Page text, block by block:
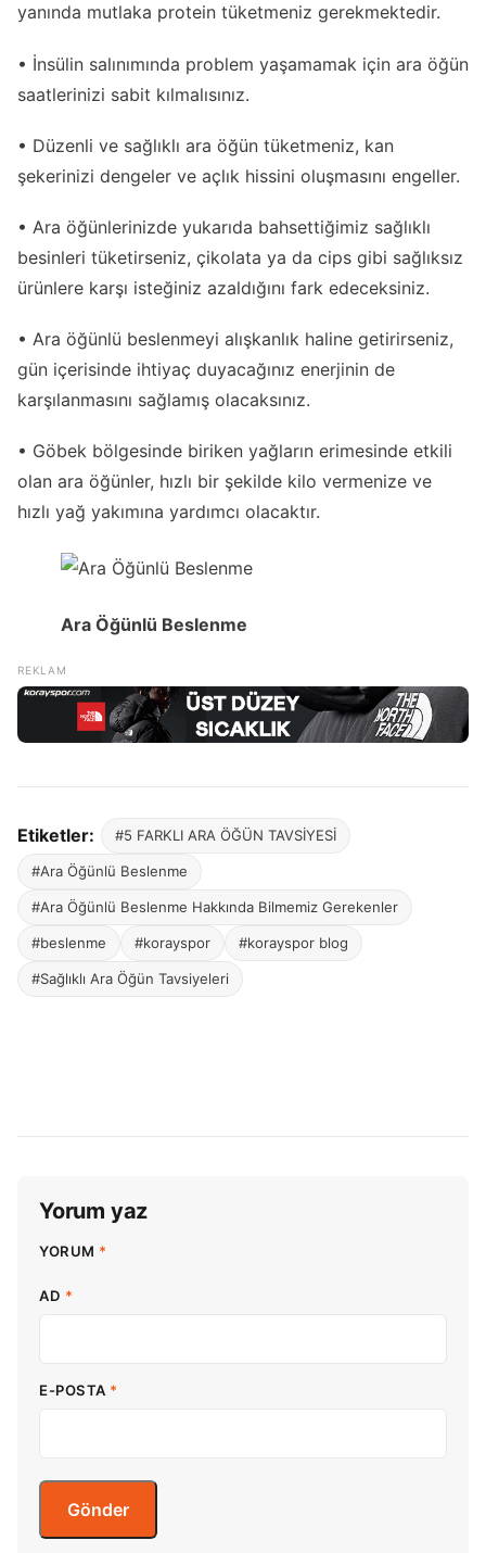
yanında mutlaka protein tüketmeniz gerekmektedir.
• İnsülin salınımında problem yaşamamak için ara öğün
saatlerinizi sabit kılmalısınız.
• Düzenli ve sağlıklı ara öğün tüketmeniz, kan
şekerinizi dengeler ve açlık hissini oluşmasını engeller.
• Ara öğünlerinizde yukarıda bahsettiğimiz sağlıklı
besinleri tüketirseniz, çikolata ya da cips gibi sağlıksız
ürünlere karşı isteğiniz azaldığını fark edeceksiniz.
• Ara öğünlü beslenmeyi alışkanlık haline getirirseniz,
gün içerisinde ihtiyaç duyacağınız enerjinin de
karşılanmasını sağlamış olacaksınız.
• Göbek bölgesinde biriken yağların erimesinde etkili
olan ara öğünler, hızlı bir şekilde kilo vermenize ve
hızlı yağ yakımına yardımcı olacaktır.
Ara Öğünlü Beslenme
Etiketler: #5 FARKLI ARA ÖĞÜN TAVSİYESİ
#Ara Öğünlü Beslenme
#Ara Öğünlü Beslenme Hakkında Bilmemiz Gerekenler
#beslenme #korayspor #korayspor blog
#Sağlıklı Ara Öğün Tavsiyeleri
Yorum yaz
YORUM *
AD *
E-POSTA *